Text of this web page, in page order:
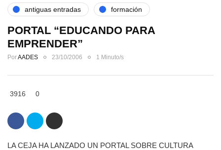
antiguas entradas formación
PORTAL “EDUCANDO PARA
EMPRENDER”
PorAADES 23/10/2006 1 Minuto/s
3916 0
LA CEJA HA LANZADO UN PORTAL SOBRE CULTURA